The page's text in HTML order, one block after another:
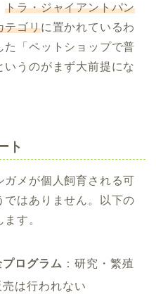
トラ・ジャイアントパン
テゴリに置かれているわ
た「ペットショップで普
うのがまず大前提にな
ト
ガメが個人飼育される可
はありません。以下の
す。
ログラム ：研究・繁殖
は行われない